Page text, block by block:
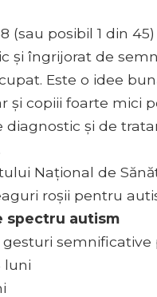
(sau posibil 1 din
și îngrijorat de
Este o idee
și copiii foarte mici
diagnostic și de
Național de
roșii pentru
spectru autism
semnificative
luni